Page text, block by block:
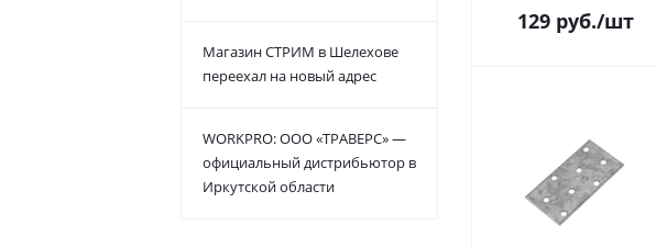
129 руб./шт
Магазин СТРИМ в Шелехове
переехал на новый адрес
WORKPRO: ООО «ТРАВЕРС» —
официальный дистрибьютор в
Иркутской области